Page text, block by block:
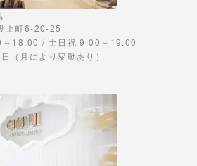
上町6-20-25
18:00 / 土日祝 9:00～19:00
（月により変動あり）